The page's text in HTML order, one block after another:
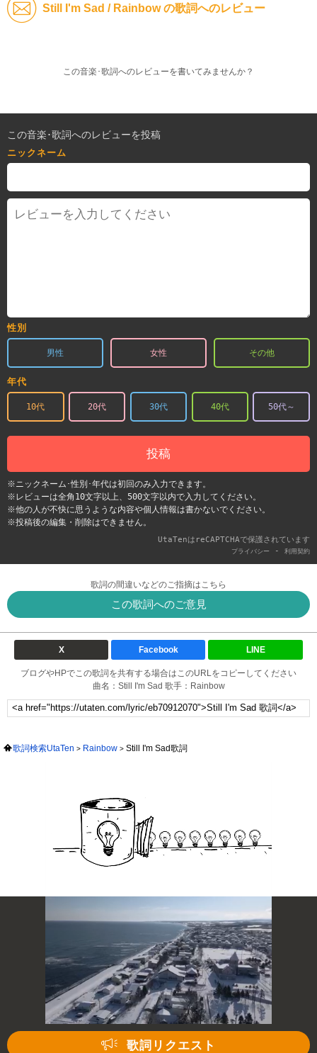
Still I'm Sad / Rainbow の歌詞へのレビュー
この音楽･歌詞へのレビューを書いてみませんか？
この音楽･歌詞へのレビューを投稿
ニックネーム
性別
男性 女性 その他
年代
10代 20代 30代 40代 50代～
投稿
※ニックネーム･性別･年代は初回のみ入力できます。
※レビューは全角10文字以上、500文字以内で入力してください。
※他の人が不快に思うような内容や個人情報は書かないでください。
※投稿後の編集・削除はできません。
UtaTenはreCAPTCHAで保護されています
プライバシー - 利用契約
歌詞の間違いなどのご指摘はこちら
この歌詞へのご意見
X Facebook LINE
ブログやHPでこの歌詞を共有する場合はこのURLをコピーしてください
曲名：Still I'm Sad 歌手：Rainbow
歌詞検索UtaTen Rainbow Still I'm Sad歌詞
歌詞リクエスト